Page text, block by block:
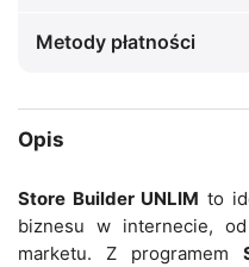
Metody płatności
Opis
Store Builder UNLIM to
biznesu w internecie,
marketu. Z programem